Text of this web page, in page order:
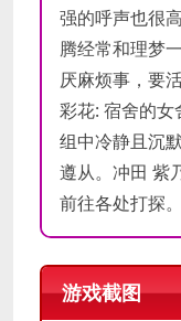
强的呼声也很
腾经常和理梦
厌麻烦事，要
彩花: 宿舍的
组中冷静且沉
遵从。冲田 紫
前往各处打探
游戏截图